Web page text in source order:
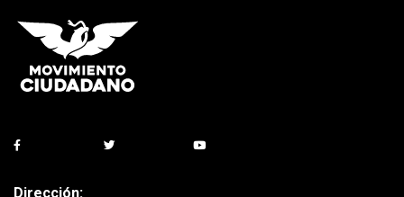
Dirección: